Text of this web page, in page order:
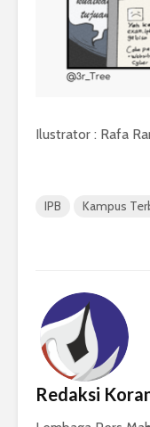
Ilustrator : Rafa
IPB Kampus
Redaksi